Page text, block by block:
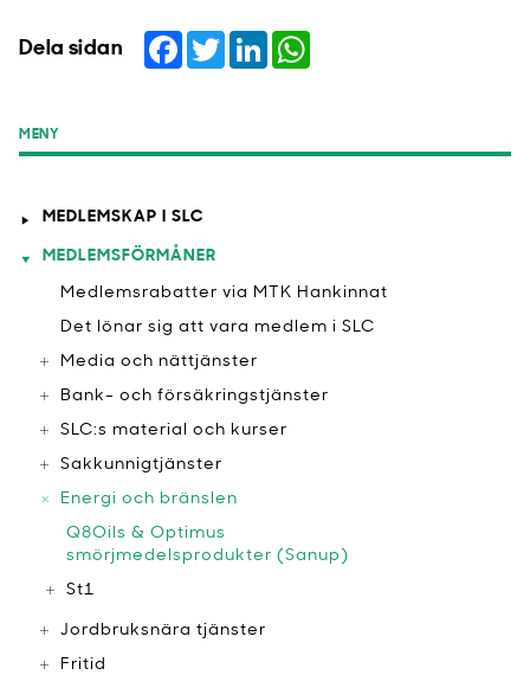
Dela sidan Facebook
TwitterLinkedIn
MENY
MEDLEMSKAP I SLC
MEDLEMSFÖRMÅNER
Medlemsrabatter via MTK Hankinnat
​Det lönar sig att vara medlem i SLC
Media och nättjänster
Bank- och försäkringstjänster
SLC:s material och kurser
Sakkunnigtjänster
Energi och bränslen
​Q8Oils & Optimus
smörjmedelsprodukter (Sanup)
​St1
Jordbruksnära tjänster
Fritid